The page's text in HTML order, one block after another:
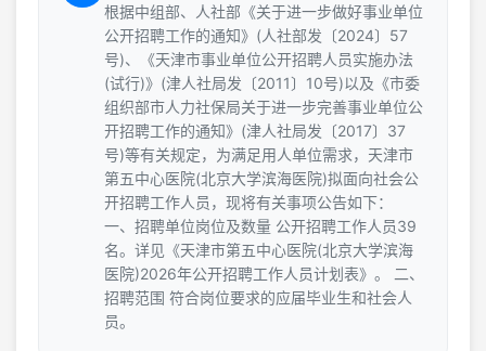
根据中组部、人社部《关于进一步做好事业单位
公开招聘工作的通知》(人社部发〔2024〕57
号)、《天津市事业单位公开招聘人员实施办法
(试行)》(津人社局发〔2011〕10号)以及《市委
组织部市人力社保局关于进一步完善事业单位公
开招聘工作的通知》(津人社局发〔2017〕37
号)等有关规定，为满足用人单位需求，天津市
第五中心医院(北京大学滨海医院)拟面向社会公
开招聘工作人员，现将有关事项公告如下：
一、招聘单位岗位及数量 公开招聘工作人员39
名。详见《天津市第五中心医院(北京大学滨海
医院)2026年公开招聘工作人员计划表》。 二、
招聘范围 符合岗位要求的应届毕业生和社会人
员。